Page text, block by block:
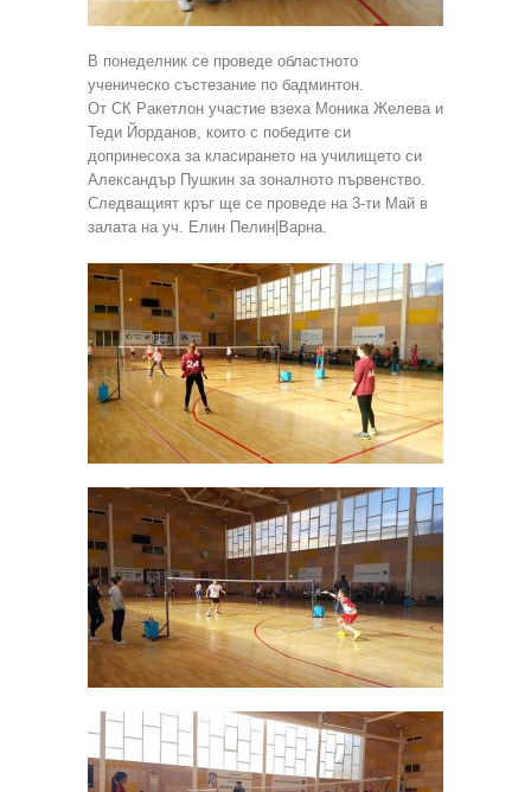
В понеделник се проведе областното
ученическо състезание по бадминтон.
От СК Ракетлон участие взеха Моника Желева и
Теди Йорданов, които с победите си
допринесоха за класирането на училището си
Александър Пушкин за зоналното първенство.
Следващият кръг ще се проведе на 3-ти Май в
залата на уч. Елин Пелин|Варна.